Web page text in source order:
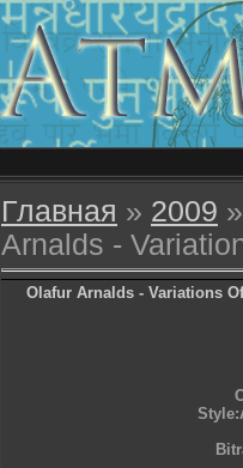
Главная » 2009 »
Arnalds -
Olafur Arnalds - Variations